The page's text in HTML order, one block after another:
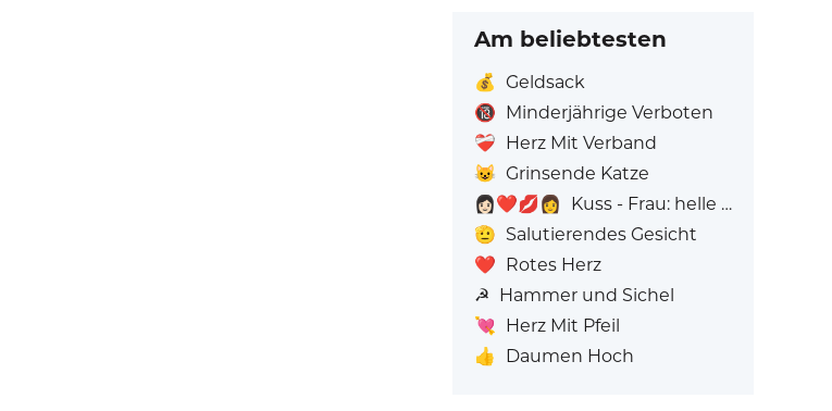
Am beliebtesten
💰 Geldsack
🔞 Minderjährige Verboten
❤️‍🩹 Herz Mit Verband
😺 Grinsende Katze
👩🏻‍❤️‍💋‍👩
Kuss - Frau: helle Hautfarbe, Frau: Ohne Hautfarbe
🫡 Salutierendes Gesicht
❤️ Rotes Herz
☭ Hammer und Sichel
💘 Herz Mit Pfeil
👍
Daumen Hoch